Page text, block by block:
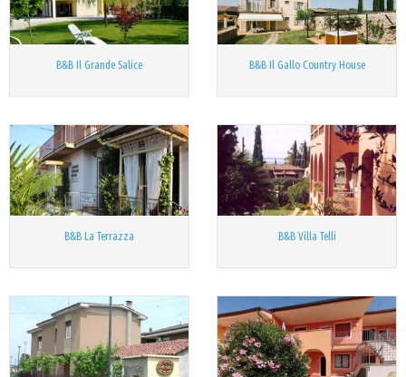
B&B Il Grande Salice B&B Il Gallo Country House
B&B La Terrazza B&B Villa Telli